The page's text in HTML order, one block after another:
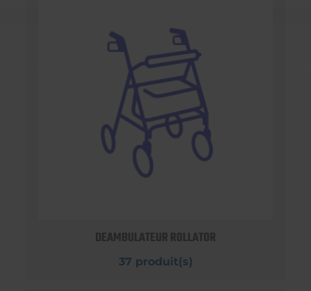
DEAMBULATEUR ROLLATOR
37 produit(s)